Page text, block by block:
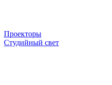
Проекторы
Студийный свет